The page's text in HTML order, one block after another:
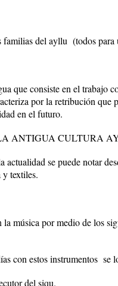
familias del ayllu (todos
que consiste en el trabajo
por la retribución que
en el futuro.
ANTIGUA CULTURA
actualidad se puede notar
textiles.
música por medio de los
con estos instrumentos se
del siqu.